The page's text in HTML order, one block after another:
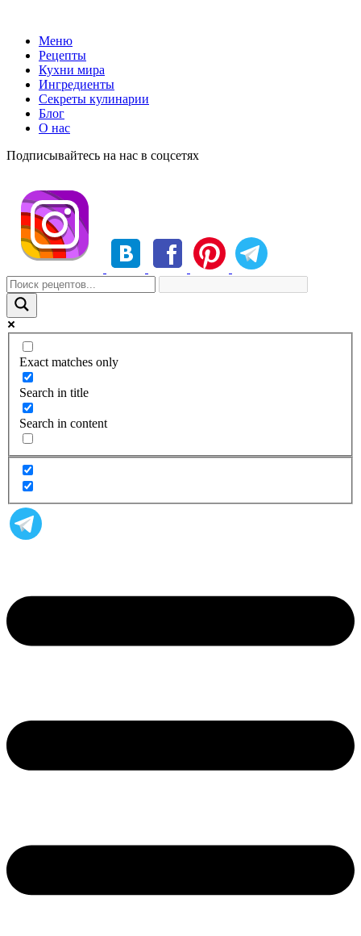
Меню
Рецепты
Кухни мира
Ингредиенты
Секреты кулинарии
Блог
О нас
Подписывайтесь на нас в соцсетях
Exact matches only
Search in title
Search in content